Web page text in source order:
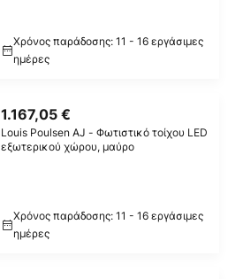
Χρόνος παράδοσης: 11 - 16 εργάσιμες
ημέρες
1.167,05 €
Louis Poulsen AJ - Φωτιστικό τοίχου LED
εξωτερικού χώρου, μαύρο
Χρόνος παράδοσης: 11 - 16 εργάσιμες
ημέρες